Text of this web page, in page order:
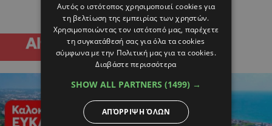
Αυτός ο ιστότοπος χρησιμοποιεί cookies για
τη βελτίωση της εμπειρίας των χρηστών.
Χρησιμοποιώντας τον ιστότοπό μας, παρέχετε
τη συγκατάθεσή σας για όλα τα cookies
σύμφωνα με την Πολιτική μας για τα cookies.
Διαβάστε περισσότερα
SHOW ALL PARTNERS (1499) →
ΑΠΌΡΡΙΨΗ ΌΛΩΝ